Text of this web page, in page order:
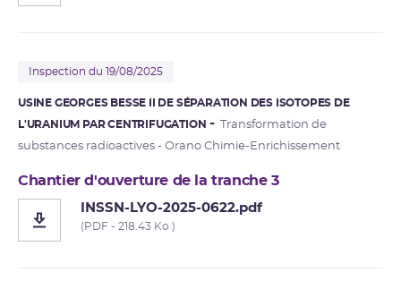
Inspection du 19/08/2025
USINE GEORGES BESSE II DE SÉPARATION DES ISOTOPES DE
L'URANIUM PAR CENTRIFUGATION
Transformation de
substances radioactives - Orano Chimie-Enrichissement
Chantier d'ouverture de la tranche 3
INSSN-LYO-2025-0622.pdf
(PDF - 218.43 Ko )